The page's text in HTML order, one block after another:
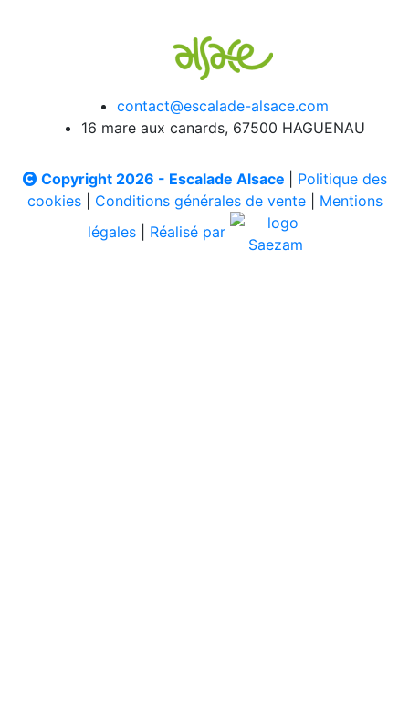
contact@escalade-alsace.com
16 mare aux canards, 67500 HAGUENAU
Copyright 2026 - Escalade Alsace
Politique des
cookies| Conditions générales de vente| Mentions
légales
Réalisé par